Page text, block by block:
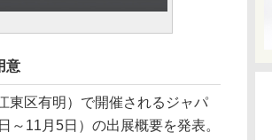
意
区有明）で開催されるジャパ
～11月5日）の出展概要を発表。